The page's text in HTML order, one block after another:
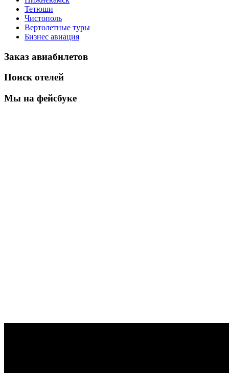
Тетюши
Чистополь
Вертолетные туры
Бизнес авиация
Заказ авиабилетов
Поиск отелей
Мы на фейсбуке